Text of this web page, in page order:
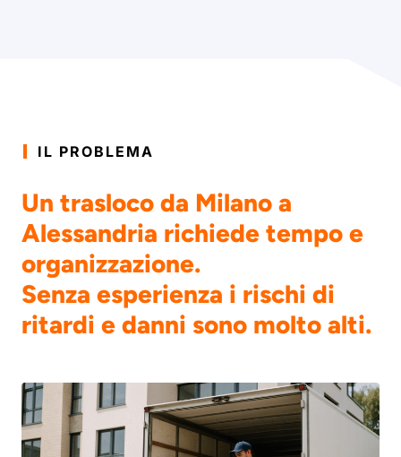
IL PROBLEMA
Un trasloco da Milano a
Alessandria richiede tempo e
organizzazione.
Senza esperienza i rischi di
ritardi e danni sono molto alti.